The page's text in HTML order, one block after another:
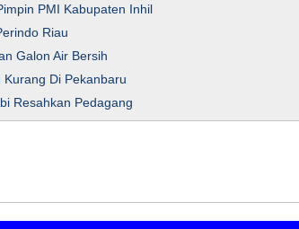
PMI Kabupaten Inhil
Riau
Galon Air Bersih
Di Pekanbaru
Resahkan Pedagang